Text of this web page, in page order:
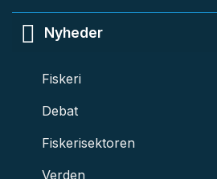
Nyheder
Fiskeri
Debat
Fiskerisektoren
Verden